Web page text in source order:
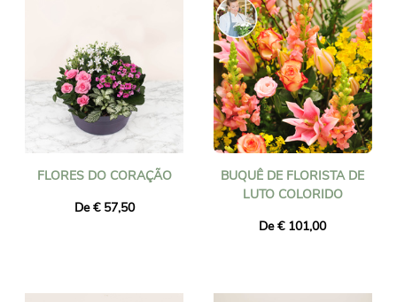
FLORES DO CORAÇÃO
De € 57,50
BUQUÊ DE FLORISTA DE
LUTO COLORIDO
De € 101,00